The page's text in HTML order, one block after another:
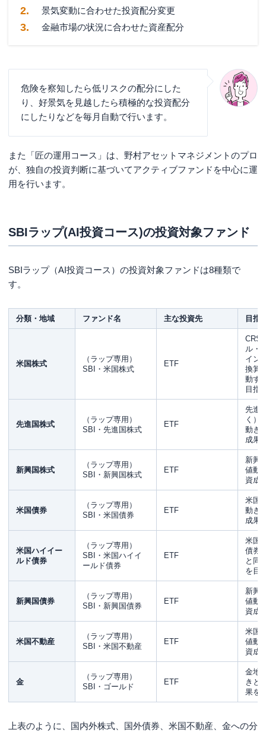
景気変動に合わせた投資配分変更
金融市場の状況に合わせた資産配分
危険を察知したら低リスクの配分にした
り、好景気を見越したら積極的な投資配分
にしたりなどを毎月自動で行います。
また「匠の運用コース」は、野村アセットマネジメントのプロ
が、独自の投資判断に基づいてアクティブファンドを中心に運
用を行います。
SBIラップ(AI投資コース)の投資対象ファンド
SBIラップ（AI投資コース）の投資対象ファンドは8種類で
す。
分類・地域 ファンド名 主な投資先 目指
米国株式
（ラップ専用）
SBI・米国株式
ETF
ル・
イン
換算
動す
目指
先進国株式
（ラップ専用）
SBI・先進国株式
ETF
先進
く）
動き
成果
新興国株式
（ラップ専用）
SBI・新興国株式
ETF
新興
値動
資成
米国債券
（ラップ専用）
SBI・米国債券
ETF
米国
動き
成果
米国ハイイー
ルド債券
（ラップ専用）
SBI・米国ハイイ
ールド債券
ETF
米国
債券
と同
を目
新興国債券
（ラップ専用）
SBI・新興国債券
ETF
新興
値動
資成
米国不動産
（ラップ専用）
SBI・米国不動産
ETF
米国
値動
資成
金
（ラップ専用）
SBI・ゴールド
ETF
金地
きと
果を
上表のように、国内外株式、国外債券、米国不動産、金への分